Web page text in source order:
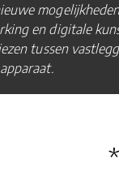
en digitale
tussen